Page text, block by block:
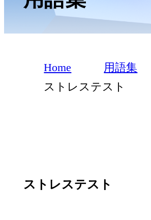
Home
用語集
ストレステスト
ストレステスト